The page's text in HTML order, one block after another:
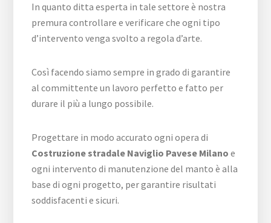
In quanto ditta esperta in tale settore è nostra
premura controllare e verificare che ogni tipo
d’intervento venga svolto a regola d’arte.
Così facendo siamo sempre in grado di garantire
al committente un lavoro perfetto e fatto per
durare il più a lungo possibile.
Progettare in modo accurato ogni opera di
Costruzione stradale Naviglio Pavese Milano e
ogni intervento di manutenzione del manto è alla
base di ogni progetto, per garantire risultati
soddisfacenti e sicuri.